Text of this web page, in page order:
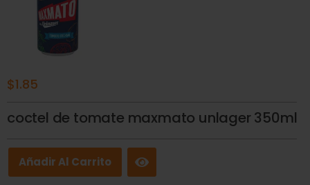
$1.85
coctel de tomate maxmato unlager 350ml
Añadir Al Carrito